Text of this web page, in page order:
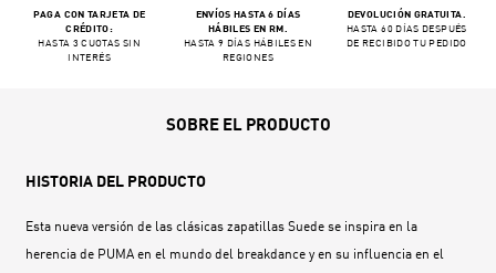
PAGA CON TARJETA DE
CRÉDITO:
HASTA 3 CUOTAS SIN
INTERÉS
ENVÍOS HASTA 6 DÍAS
HÁBILES EN RM.
HASTA 9 DÍAS HÁBILES EN
REGIONES
DEVOLUCIÓN GRATUITA.
HASTA 60 DÍAS DESPUÉS
DE RECIBIDO TU PEDIDO
SOBRE EL PRODUCTO
HISTORIA DEL PRODUCTO
Esta nueva versión de las clásicas zapatillas Suede se inspira en la
herencia de PUMA en el mundo del breakdance y en su influencia en el